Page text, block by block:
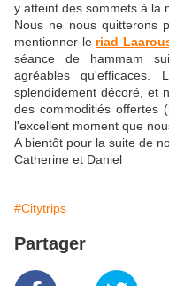
y atteint des sommets à la
Nous ne nous quitterons
mentionner le riad
séance de hammam
agréables qu'efficaces.
splendidement décoré, et
des commoditiés offertes
l'excellent moment que
A bientôt pour la suite de
Catherine et Daniel
#Citytrips
Partager